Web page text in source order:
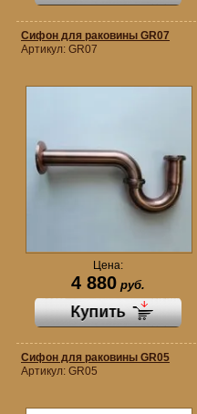
Сифон для раковины GR07
Артикул: GR07
Цена:
4 880руб.
Сифон для раковины GR05
Артикул: GR05